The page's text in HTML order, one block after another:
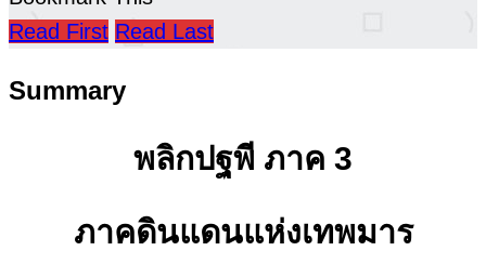
Read First Read Last
Summary
พลิกปฐพี ภาค 3
ภาคดินแดนแห่งเทพมาร